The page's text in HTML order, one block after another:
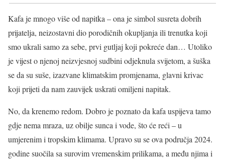
Kafa je mnogo više od napitka – ona je simbol susreta dobrih
prijatelja, neizostavni dio porodičnih okupljanja ili trenutka koji
smo ukrali samo za sebe, prvi gutljaj koji pokreće dan… Utoliko
je vijest o njenoj neizvjesnoj sudbini odjeknula svijetom, a šuška
se da su suše, izazvane klimatskim promjenama, glavni krivac
koji prijeti da nam zauvijek uskrati omiljeni napitak.
No, da krenemo redom. Dobro je poznato da kafa uspijeva tamo
gdje nema mraza, uz obilje sunca i vode, što će reći – u
umjerenim i tropskim klimama. Upravo su se ova područja 2024.
godine suočila sa surovim vremenskim prilikama, a među njima i